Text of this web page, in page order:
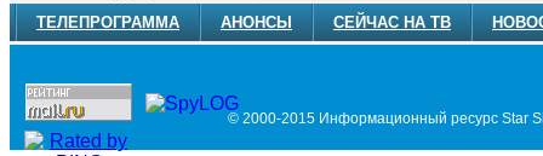
ТЕЛЕПРОГРАММА АНОНСЫ СЕЙЧАС НА ТВ
© 2000-2015 Информационный ресурс Star